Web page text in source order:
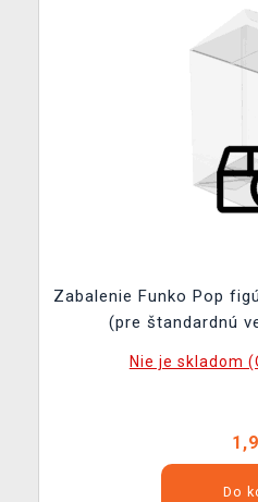
Zabalenie Funko Pop
(pre štandardnú
Nie je skladom
Do